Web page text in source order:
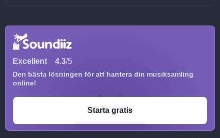
Excellent 4.3/5
Den bästa lösningen för att hantera din musiksamling
online!
Starta gratis